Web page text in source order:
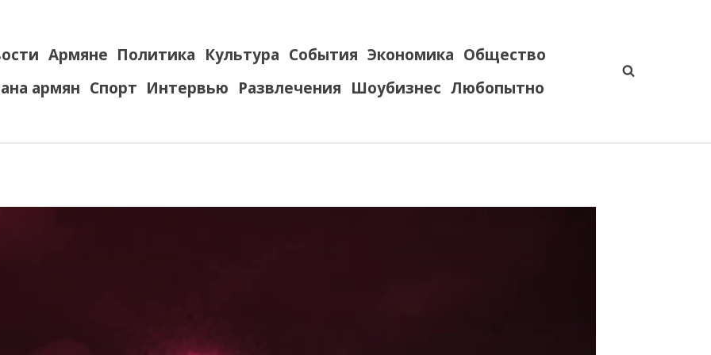
Армяне Политика Культура События Экономика Общество
армян Спорт Интервью Развлечения Шоубизнес Любопытно